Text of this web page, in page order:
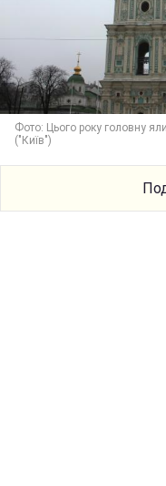
Фото: Цього року головну
("Київ")